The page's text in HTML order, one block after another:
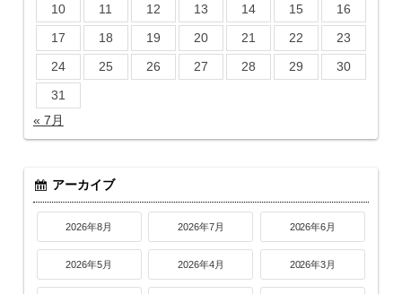
10
11 12 13 14 15
16
17
18 19 20 21 22
23
24
25 26 27 28 29
30
31
« 7月
アーカイブ
2026年8月 2026年7月 2026年6月
2026年5月 2026年4月 2026年3月